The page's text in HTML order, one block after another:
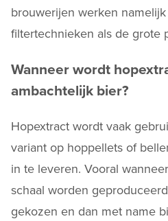
brouwerijen werken
filtertechnieken als de grote
Wanneer wordt
ambachtelijk bier?
Hopextract wordt vaak
variant op hoppellets of
in te leveren. Vooral
schaal worden
gekozen en dan met name